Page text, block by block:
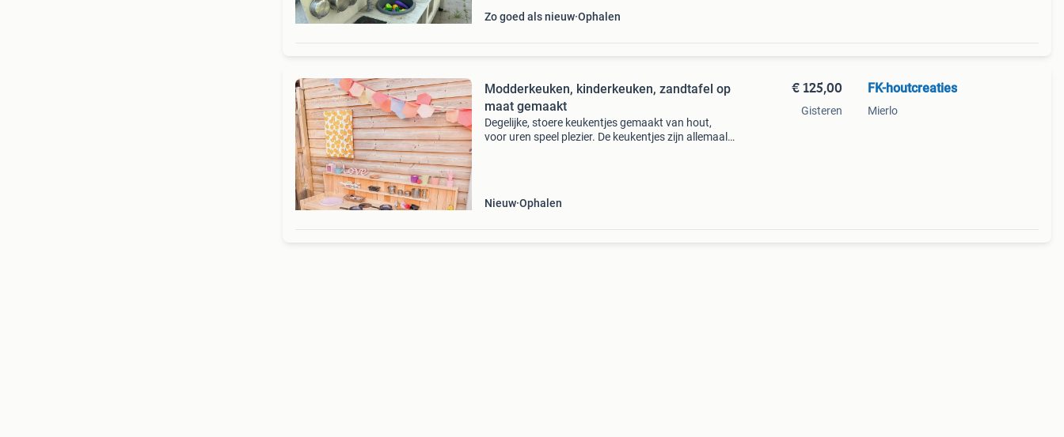
Zo goed als nieuw Ophalen
Modderkeuken, kinderkeuken, zandtafel op
maat gemaakt
Degelijke, stoere keukentjes gemaakt van hout,
voor uren speel plezier. De keukentjes zijn allemaal
Nieuw Ophalen
€ 125,00
Gisteren
FK-houtcreaties
Mierlo